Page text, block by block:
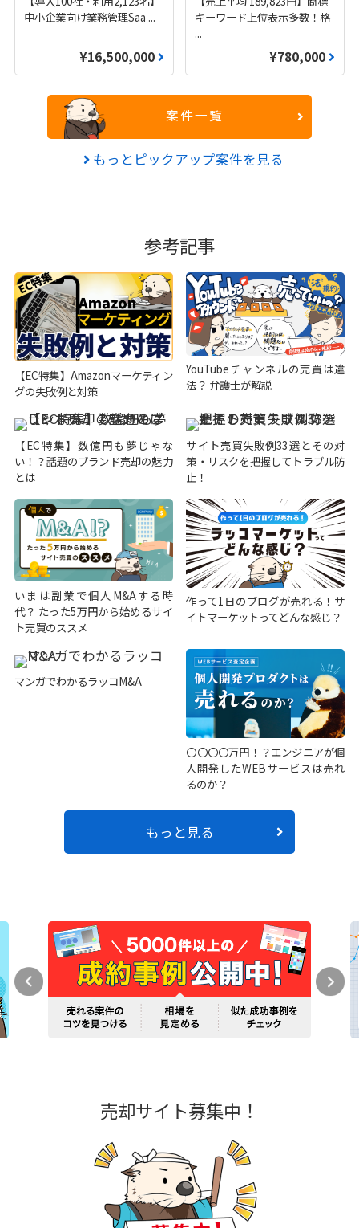
中小企業向け業務管理Saa ...
¥16,500,000
キーワード上位表示多数！格
...
¥780,000
案件一覧
もっとピックアップ案件を見る
参考記事
【EC特集】Amazonマーケティン
グの失敗例と対策
YouTubeチャンネルの売買は違
法？ 弁護士が解説
【EC特集】数億円も夢じゃな
い！？話題のブランド売却の魅力
とは
サイト売買失敗例33選とその対
策・リスクを把握してトラブル防
止！
いまは副業で個人M&Aする時
代？ たった5万円から始めるサイ
ト売買のススメ
作って1日のブログが売れる！サ
イトマーケットってどんな感じ？
マンガでわかるラッコM&A
〇〇〇〇万円！？エンジニアが個
人開発したWEBサービスは売れ
るのか？
もっと見る
売却サイト募集中！